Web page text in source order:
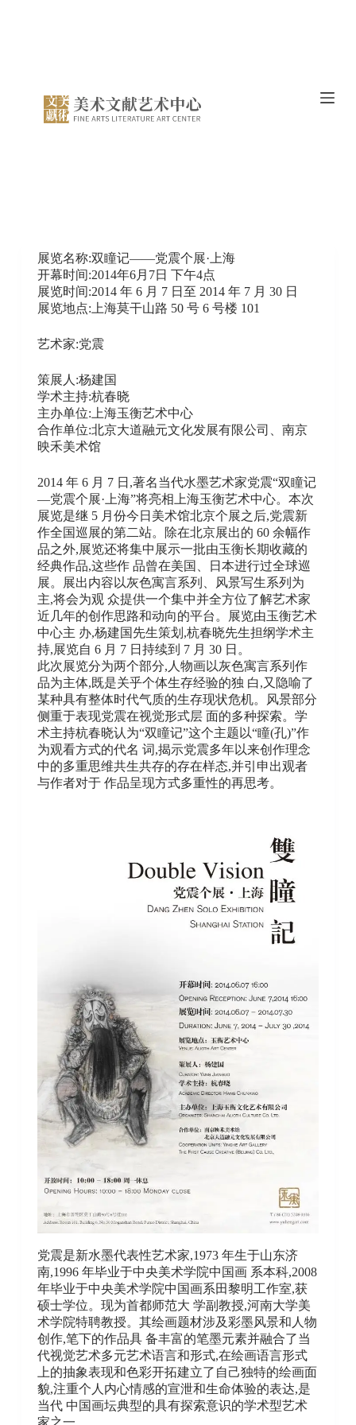
展览名称:双瞳记——党震个展·上海
开幕时间:2014年6月7日 下午4点
展览时间:2014 年 6 月 7 日至 2014 年 7 月 30 日
展览地点:上海莫干山路 50 号 6 号楼 101
艺术家:党震
策展人:杨建国
学术主持:杭春晓
主办单位:上海玉衡艺术中心
合作单位:北京大道融元文化发展有限公司、南京
映禾美术馆
2014 年 6 月 7 日,著名当代水墨艺术家党震“双瞳记
—党震个展·上海”将亮相上海玉衡艺术中心。本次
展览是继 5 月份今日美术馆北京个展之后,党震新
作全国巡展的第二站。除在北京展出的 60 余幅作
品之外,展览还将集中展示一批由玉衡长期收藏的
经典作品,这些作 品曾在美国、日本进行过全球巡
展。展出内容以灰色寓言系列、风景写生系列为
主,将会为观 众提供一个集中并全方位了解艺术家
近几年的创作思路和动向的平台。展览由玉衡艺术
中心主 办,杨建国先生策划,杭春晓先生担纲学术主
持,展览自 6 月 7 日持续到 7 月 30 日。
此次展览分为两个部分,人物画以灰色寓言系列作
品为主体,既是关乎个体生存经验的独 白,又隐喻了
某种具有整体时代气质的生存现状危机。风景部分
侧重于表现党震在视觉形式层 面的多种探索。学
术主持杭春晓认为“双瞳记”这个主题以“瞳(孔)”作
为观看方式的代名 词,揭示党震多年以来创作理念
中的多重思维共生共存的存在样态,并引申出观者
与作者对于 作品呈现方式多重性的再思考。
党震是新水墨代表性艺术家,1973 年生于山东济
南,1996 年毕业于中央美术学院中国画 系本科,2008
年毕业于中央美术学院中国画系田黎明工作室,获
硕士学位。现为首都师范大 学副教授,河南大学美
术学院特聘教授。其绘画题材涉及彩墨风景和人物
创作,笔下的作品具 备丰富的笔墨元素并融合了当
代视觉艺术多元艺术语言和形式,在绘画语言形式
上的抽象表现和色彩开拓建立了自己独特的绘画面
貌,注重个人内心情感的宣泄和生命体验的表达,是
当代 中国画坛典型的具有探索意识的学术型艺术